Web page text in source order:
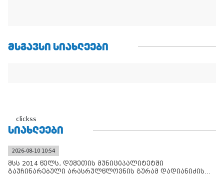
ᲛᲡᲒᲐᲕᲡᲘ ᲡᲘᲐᲮᲚᲔᲔᲑᲘ
clickss
ᲡᲘᲐᲮᲚᲔᲔᲑᲘ
2026-08-10 10:54
შსს 2014 წელს, დუშეთის მუნიციპალიტეტში
გაუჩინარებული არასრულწლოვნის გურამ დადიანიძის